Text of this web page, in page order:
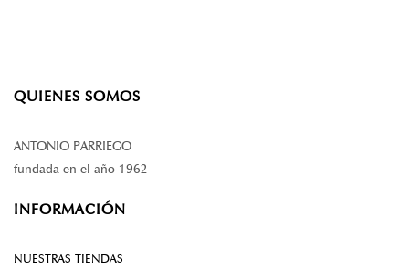
QUIENES SOMOS
ANTONIO PARRIEGO
fundada en el año 1962
INFORMACIÓN
NUESTRAS TIENDAS